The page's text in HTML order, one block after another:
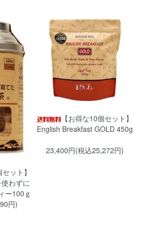
ット】
使わずに
ー100ｇ
円)
【お得な10個セット】
English Breakfast GOLD 450g
23,400円(税込25,272円)